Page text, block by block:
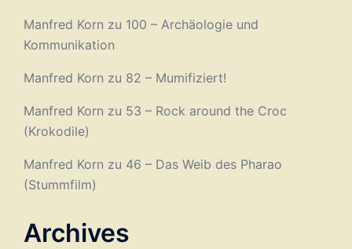
Manfred Korn zu 100 – Archäologie und
Kommunikation
Manfred Korn zu 82 – Mumifiziert!
Manfred Korn zu 53 – Rock around the Croc
(Krokodile)
Manfred Korn zu 46 – Das Weib des Pharao
(Stummfilm)
Archives